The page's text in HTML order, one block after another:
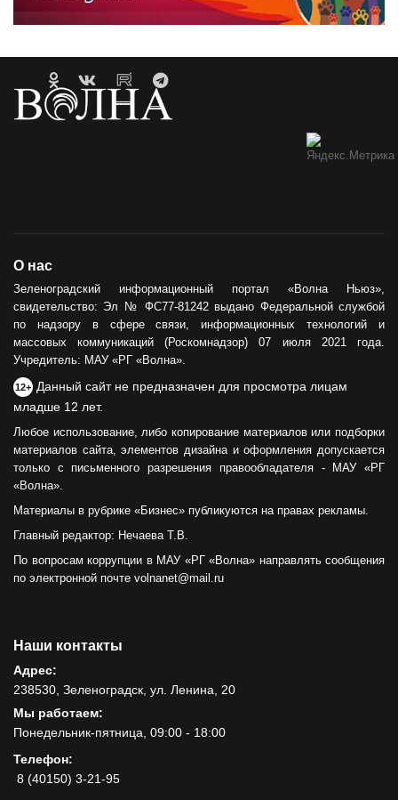
О нас
Зеленоградский информационный портал «Волна Ньюз»,
свидетельство: Эл № ФС77-81242 выдано Федеральной службой
по надзору в сфере связи, информационных технологий и
массовых коммуникаций (Роскомнадзор) 07 июля 2021 года.
Учредитель: МАУ «РГ «Волна».
12+ Данный сайт не предназначен для просмотра лицам
младше 12 лет.
Любое использование, либо копирование материалов или подборки
материалов сайта, элементов дизайна и оформления допускается
только с письменного разрешения правообладателя - МАУ «РГ
«Волна».
Материалы в рубрике «Бизнес» публикуются на правах рекламы.
Главный редактор: Нечаева Т.В.
По вопросам коррупции в МАУ «РГ «Волна» направлять сообщения
по электронной почте volnanet@mail.ru
Наши контакты
Адрес:
238530, Зеленоградск, ул. Ленина, 20
Мы работаем:
Понедельник-пятница, 09:00 - 18:00
Телефон:
8 (40150) 3-21-95